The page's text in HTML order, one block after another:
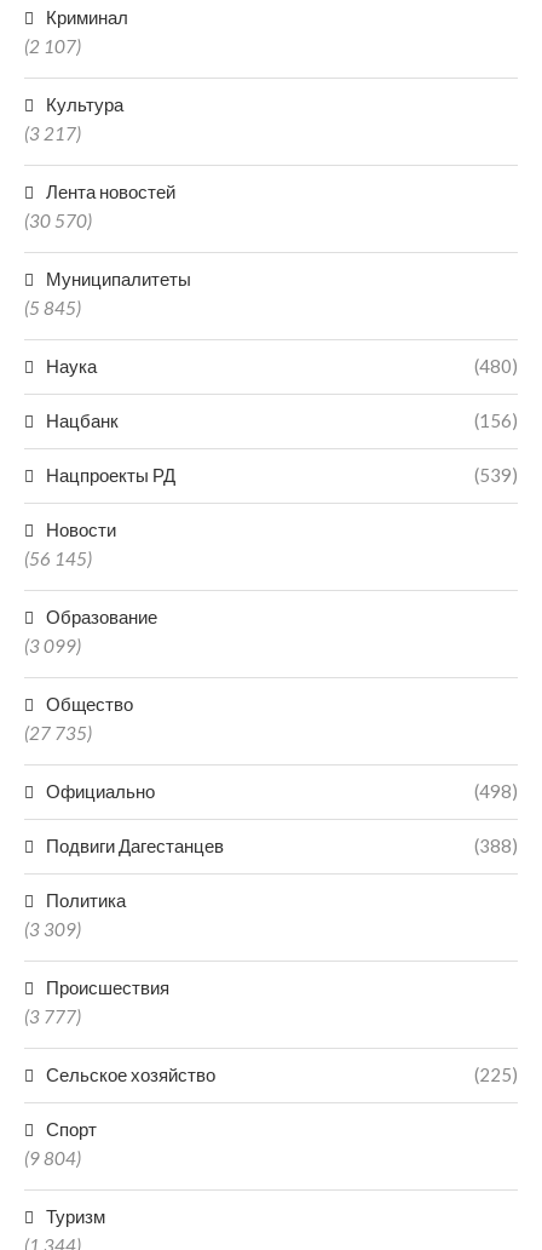
Криминал
(2 107)
Культура
(3 217)
Лента новостей
(30 570)
Муниципалитеты
(5 845)
Наука (480)
Нацбанк (156)
Нацпроекты РД (539)
Новости
(56 145)
Образование
(3 099)
Общество
(27 735)
Официально (498)
Подвиги Дагестанцев (388)
Политика
(3 309)
Происшествия
(3 777)
Сельское хозяйство (225)
Спорт
(9 804)
Туризм
(1 344)